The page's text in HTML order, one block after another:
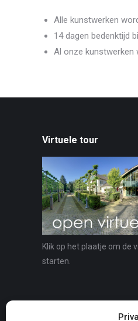
Alle kunstwerken
14 dagen bedenktijd
Al onze kunstwerken
Virtuele tour
Klik op het plaatje om de
starten.